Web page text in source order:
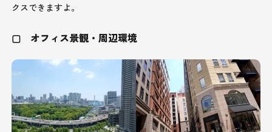
クスできますよ。
▢ オフィス景観・周辺環境